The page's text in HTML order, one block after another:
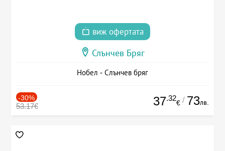
виж офертата
Слънчев Бряг
Нобел - Слънчев бряг
-30%
53.17€ 37.32
€ / 73лв.